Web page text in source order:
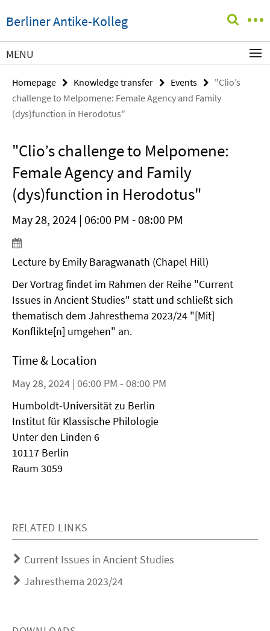
direkt
zu
Inhalt
Berliner Antike-Kolleg
Service
MENU
Homepage Knowledge transfer Events
"Clio’s
challenge to Melpomene: Female Agency and Family
(dys)function in Herodotus"
"Clio’s challenge to Melpomene:
Female Agency and Family
(dys)function in Herodotus"
May 28, 2024 | 06:00 PM - 08:00 PM
Lecture by Emily Baragwanath (Chapel Hill)
Der Vortrag findet im Rahmen der Reihe "Current
Issues in Ancient Studies" statt und schließt sich
thematisch dem Jahresthema 2023/24 "[Mit]
Konflikte[n] umgehen" an.
Time & Location
May 28, 2024 | 06:00 PM - 08:00 PM
Humboldt-Universität zu Berlin
Institut für Klassische Philologie
Unter den Linden 6
10117 Berlin
Raum 3059
RELATED LINKS
Current Issues in Ancient Studies
Jahresthema 2023/24